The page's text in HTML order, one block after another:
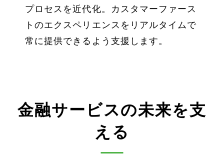
プロセスを近代化。カスタマーファース
トのエクスペリエンスをリアルタイムで
常に提供できるよう支援します。
金融サービスの未来を支
える